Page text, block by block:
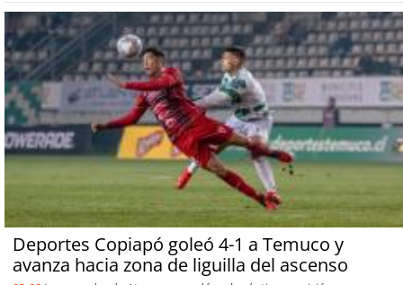
Deportes Copiapó goleó 4-1 a Temuco y
avanza hacia zona de liguilla del ascenso